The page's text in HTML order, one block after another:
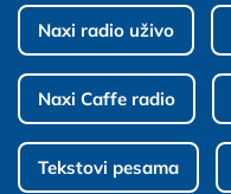
Naxi radio uživo
Naxi Caffe radio
Tekstovi pesama